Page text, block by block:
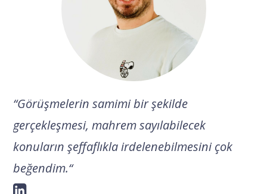
“Görüşmelerin samimi bir şekilde
gerçekleşmesi, mahrem sayılabilecek
konuların şeffaflıkla irdelenebilmesini çok
beğendim.“